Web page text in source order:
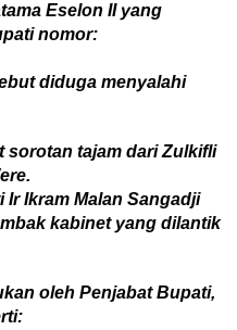
Eselon IIyang
nomor:
diduga menyalahi
sorotan tajam dariZulkifli
.
Ir Ikram Malan Sangadji
kabinet yang dilantik
oleh Penjabat Bupati,
: